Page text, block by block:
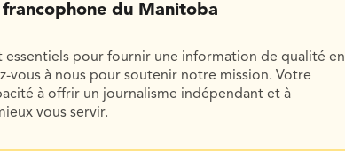
du Manitoba
essentiels pour fournir une information de qualité en
vous à nous pour soutenir notre mission. Votre
à offrir un journalisme indépendant et à
vous servir.